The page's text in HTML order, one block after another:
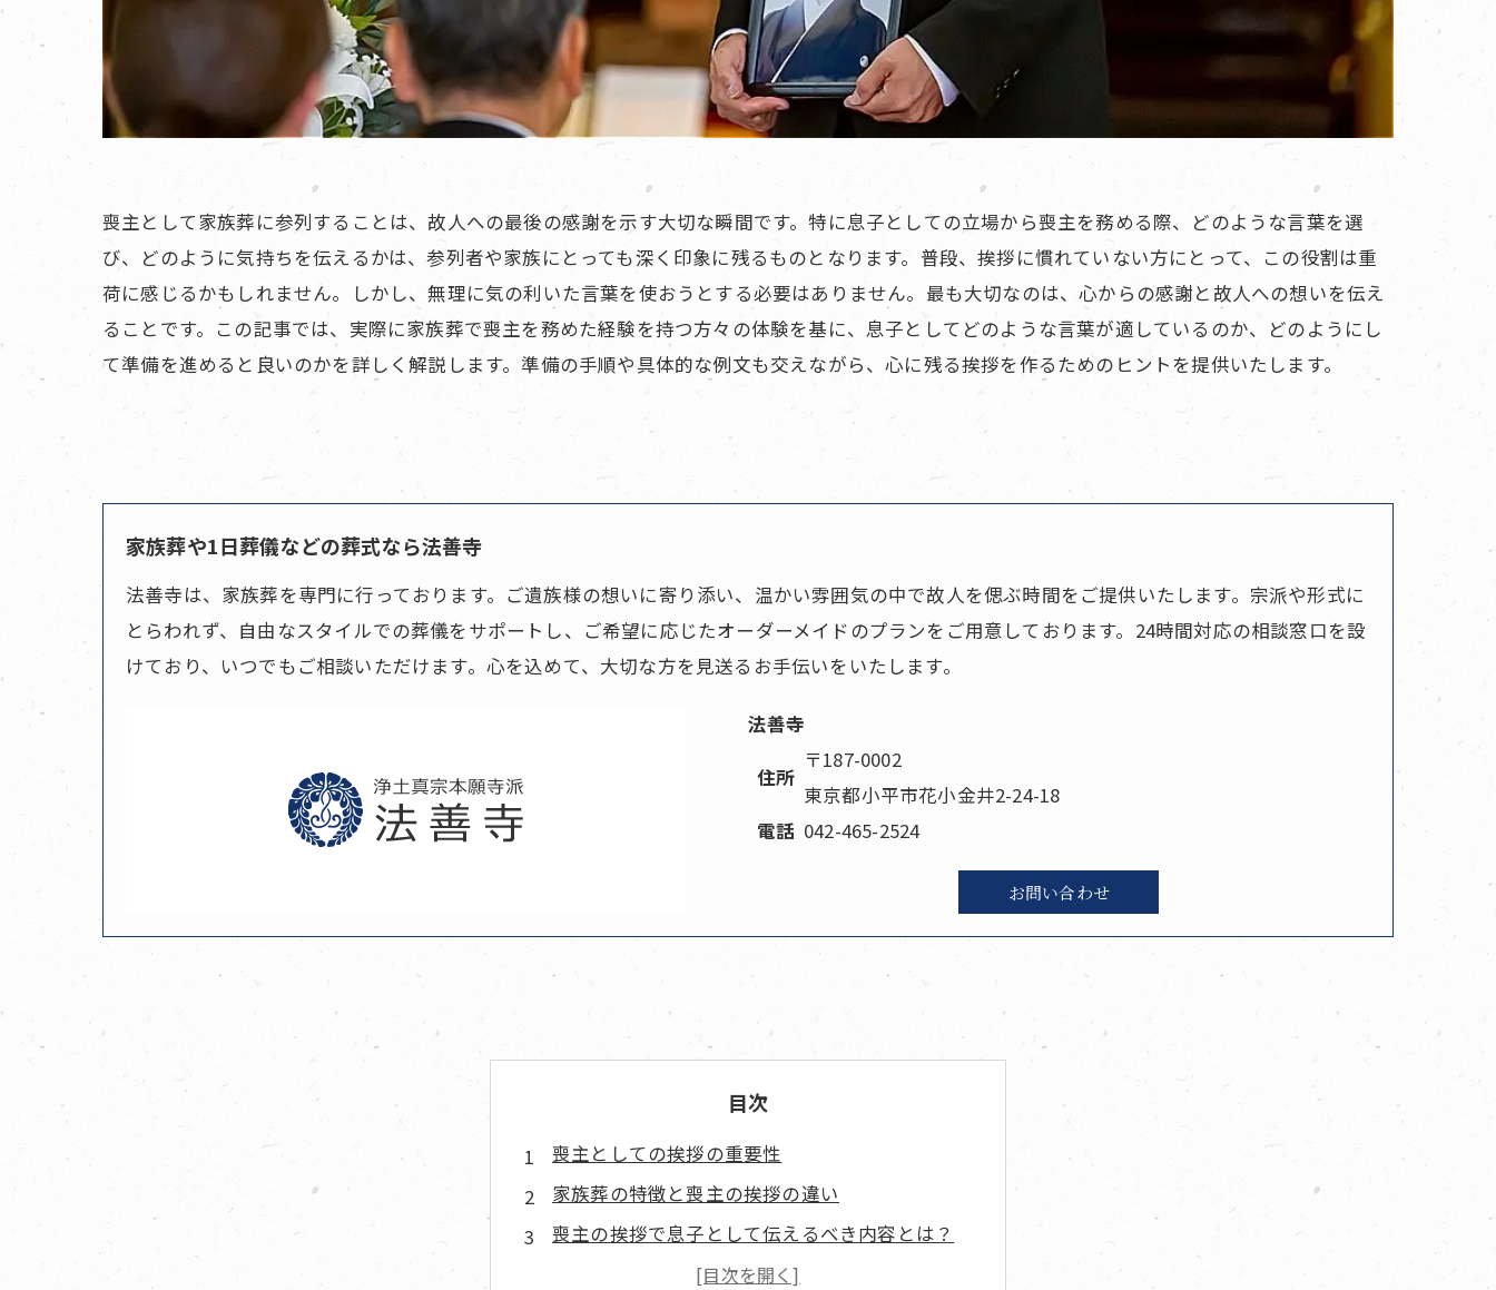
喪主として家族葬に参列することは、故人への最後の感謝を示す大切な瞬間です。特に息子としての立場から喪主を務める際、どのような言葉を選
び、どのように気持ちを伝えるかは、参列者や家族にとっても深く印象に残るものとなります。普段、挨拶に慣れていない方にとって、この役割は重
荷に感じるかもしれません。しかし、無理に気の利いた言葉を使おうとする必要はありません。最も大切なのは、心からの感謝と故人への想いを伝え
ることです。この記事では、実際に家族葬で喪主を務めた経験を持つ方々の体験を基に、息子としてどのような言葉が適しているのか、どのようにし
て準備を進めると良いのかを詳しく解説します。準備の手順や具体的な例文も交えながら、心に残る挨拶を作るためのヒントを提供いたします。
家族葬や1日葬儀などの葬式なら法善寺
法善寺は、家族葬を専門に行っております。ご遺族様の想いに寄り添い、温かい雰囲気の中で故人を偲ぶ時間をご提供いたします。宗派や形式に
とらわれず、自由なスタイルでの葬儀をサポートし、ご希望に応じたオーダーメイドのプランをご用意しております。24時間対応の相談窓口を設
けており、いつでもご相談いただけます。心を込めて、大切な方を見送るお手伝いをいたします。
法善寺
住所
〒187-0002
東京都小平市花小金井2-24-18
電話 042-465-2524
お問い合わせ
目次
喪主としての挨拶の重要性
家族葬の特徴と喪主の挨拶の違い
喪主の挨拶で息子として伝えるべき内容とは？
実際に使える挨拶の構成とコツ